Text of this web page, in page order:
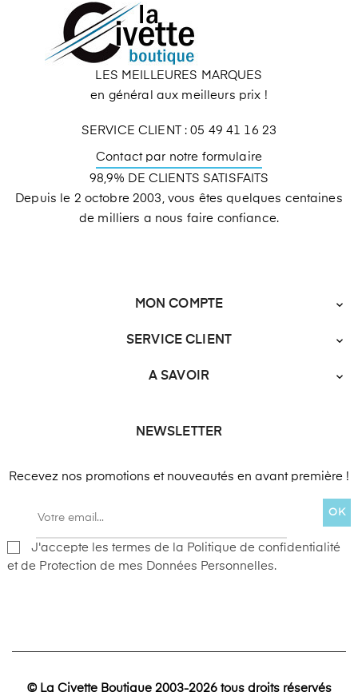
LES MEILLEURES MARQUES
en général aux meilleurs prix !
SERVICE CLIENT : 05 49 41 16 23
Contact par notre formulaire
98,9% DE CLIENTS SATISFAITS
Depuis le 2 octobre 2003, vous êtes quelques centaines
de milliers a nous faire confiance.
MON COMPTE 
SERVICE CLIENT 
A SAVOIR 
NEWSLETTER
Recevez nos promotions et nouveautés en avant première !
OK
J'accepte les termes de la Politique de confidentialité
et de Protection de mes Données Personnelles.
© La Civette Boutique 2003-2026 tous droits réservés